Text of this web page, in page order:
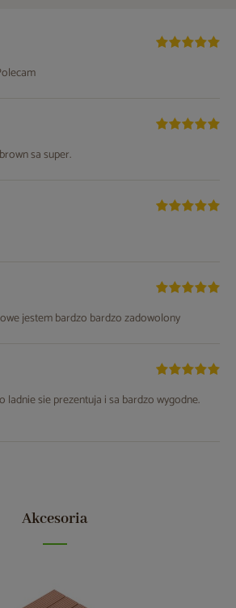
sa super.
jestem bardzo bardzo zadowolony
ladnie sie prezentuja i sa bardzo wygodne.
Akcesoria